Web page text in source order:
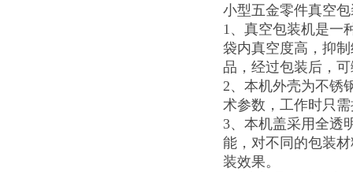
小型五金零件真空
1、真空包装机是一
袋内真空度高，抑
品，经过包装后，
2、本机外壳为不锈
术参数，工作时只
3、本机盖采用全透
能，对不同的包装
装效果。